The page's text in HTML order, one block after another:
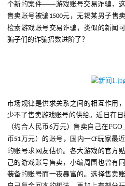
个新的案件——游戏账号交易诈骗，
售卖账号被骗 1500元，无锡某男子售
检索游戏账号交易诈骗，类似的新闻
骗子们的诈骗招数进阶了？
市场规律是供求关系之间的相互作用
少不了售卖游戏账号的供给。近日在
（约合人民币 6万元）售卖自己在FGO
币 51 万元）的账号，国内一CF玩家最
的账号求网友估价。各大游戏的官方
己的游戏账号售卖，小编周围也曾有
装备的账号而一夜暴富的。选择售卖